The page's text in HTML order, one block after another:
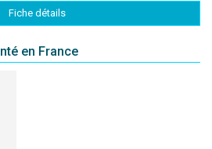
Fiche détails
en France